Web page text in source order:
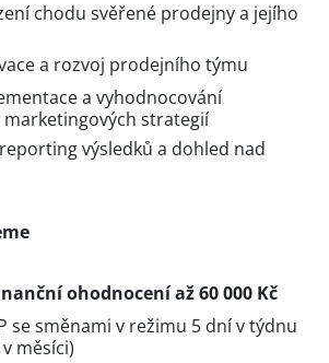
chodu svěřené prodejny a jejího
a rozvoj prodejního týmu
a vyhodnocování
strategií
výsledků a dohled nad
ohodnocení až 60 000 Kč
se směnami v režimu 5 dní v týdnu
měsíci)